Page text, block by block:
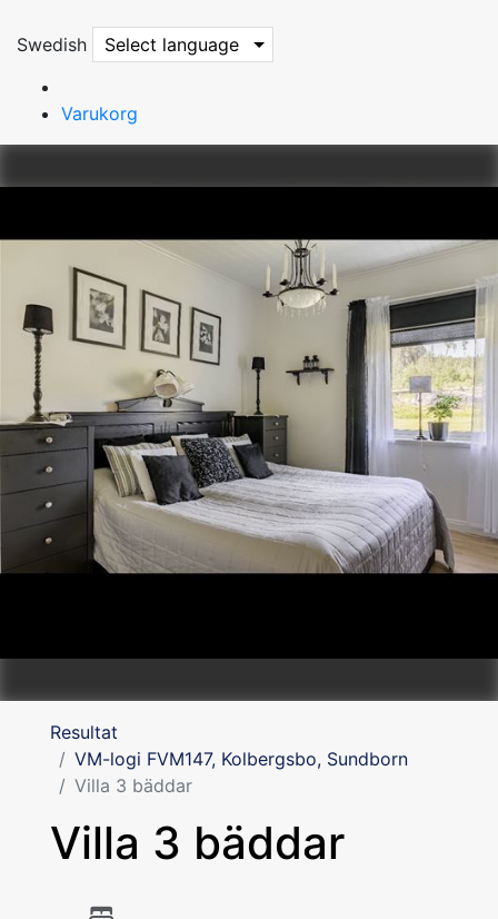
Swedish Select language
Varukorg
Resultat
VM-logi FVM147, Kolbergsbo, Sundborn
Villa 3 bäddar
Villa 3 bäddar